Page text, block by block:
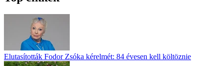
Elutasították Fodor Zsóka kérelmét: 84 évesen kell költöznie